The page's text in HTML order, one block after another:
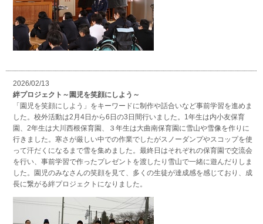
2026/02/13
絆プロジェクト～園児を笑顔にしよう～
「園児を笑顔にしよう」をキーワードに制作や話合いなど事前学習を進めま
した。校外活動は2月4日から6日の3日間行いました。1年生は内小友保育
園、2年生は大川西根保育園、３年生は大曲南保育園に雪山や雪像を作りに
行きました。寒さが厳しい中での作業でしたがスノーダンプやスコップを使
って汗だくになるまで雪を集めました。最終日はそれぞれの保育園で交流会
を行い、事前学習で作ったプレゼントを渡したり雪山で一緒に遊んだりしま
した。園児のみなさんの笑顔を見て、多くの生徒が達成感を感じており、成
長に繋がる絆プロジェクトになりました。